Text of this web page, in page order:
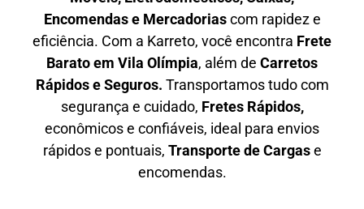
Encomendas e Mercadoriascom rapidez e
eficiência. Com a Karreto, você encontra Frete
Barato em Vila Olímpia, além de Carretos
Rápidos e Seguros. Transportamos tudo com
segurança e cuidado, Fretes Rápidos,
econômicos e confiáveis, ideal para envios
rápidos e pontuais, Transporte de Cargase
encomendas.